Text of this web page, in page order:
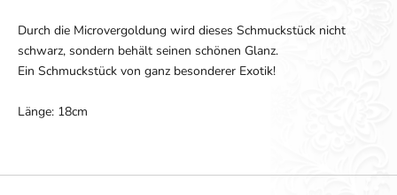
Durch die Microvergoldung wird dieses Schmuckstück nicht
schwarz, sondern behält seinen schönen Glanz.
Ein Schmuckstück von ganz besonderer Exotik!
Länge: 18cm